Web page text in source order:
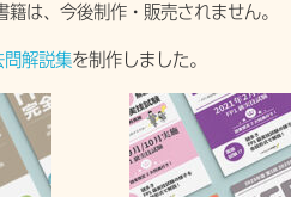
は、今後制作・販売されません。
問解説集を制作しました。